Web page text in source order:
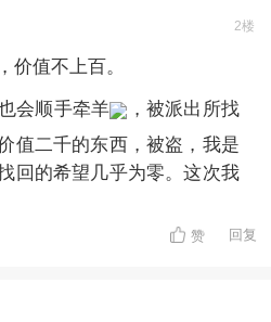
2楼
价值不上百。
会顺手牵羊
，被派出所找
值二千的东西，被盗，我是
回的希望几乎为零。这次我
赞 回复